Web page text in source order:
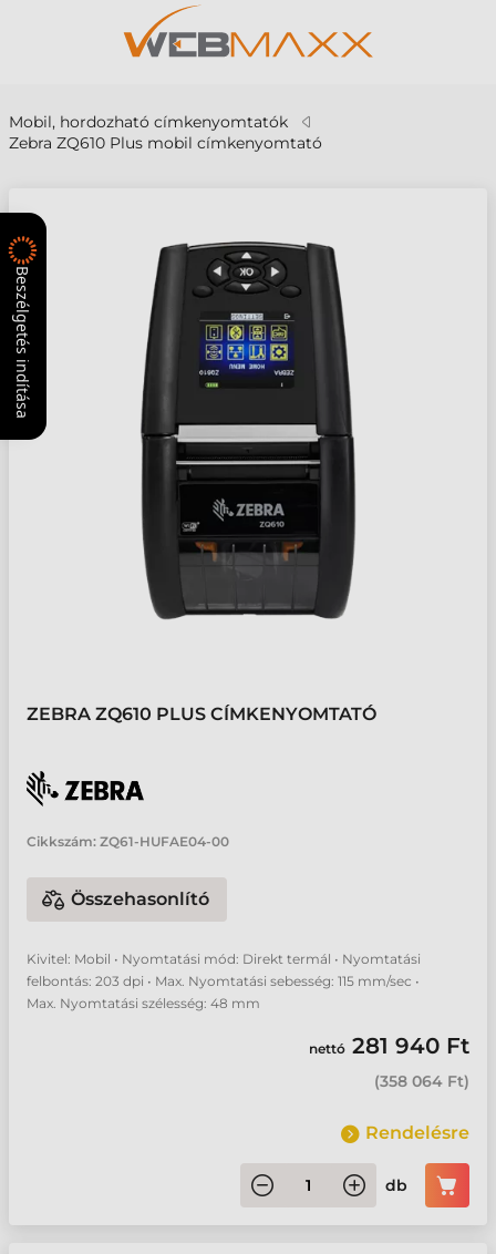
Mobil, hordozható címkenyomtatók
Zebra ZQ610 Plus mobil címkenyomtató
ZEBRA ZQ610 PLUS CÍMKENYOMTATÓ
Cikkszám: ZQ61-HUFAE04-00
Összehasonlító
Kivitel: Mobil • Nyomtatási mód: Direkt termál • Nyomtatási
felbontás: 203 dpi • Max. Nyomtatási sebesség: 115 mm/sec •
Max. Nyomtatási szélesség: 48 mm
nettó 281 940 Ft
(358 064 Ft)
Rendelésre
db
Beszélgetés indítása